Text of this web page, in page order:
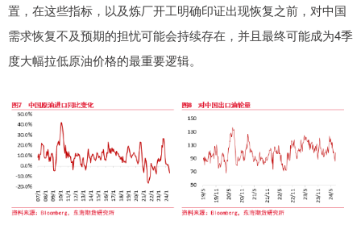
置，在这些指标，以及炼厂开工明确印证出现恢复之前，对中国
需求恢复不及预期的担忧可能会持续存在，并且最终可能成为4季
度大幅拉低原油价格的最重要逻辑。